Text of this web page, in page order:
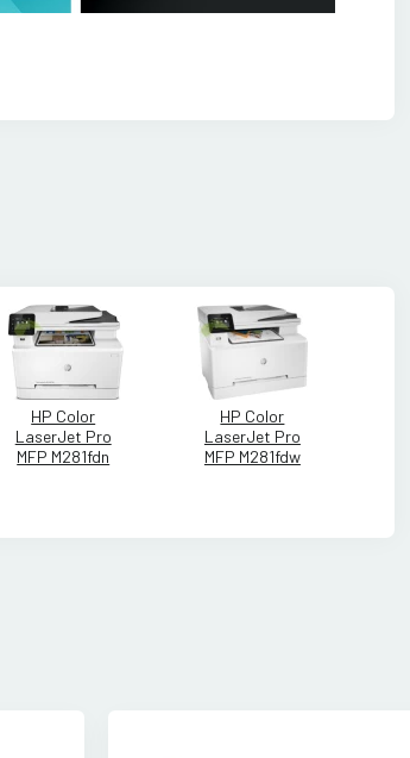
HP Color
LaserJet Pro
MFP M281fdn
HP Color
LaserJet Pro
MFP M281fdw